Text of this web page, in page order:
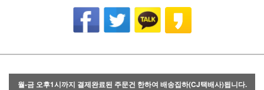
월-금 오후1시까지 결제완료된 주문건 한하여 배송집하(CJ택배사)됩니다.